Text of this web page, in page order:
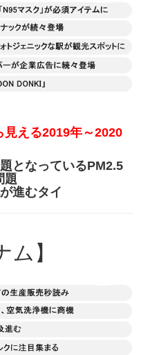
見える2019年～2020
となっているPM2.5
題
進むタイ
ム】